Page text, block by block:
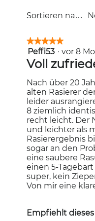
Sortieren nach:
★★★★★
★★★★★
5
von
5
Sternen.
Peffi53 · vor 8
Voll
Nach über 20
alten Rasierer
leider
8 ziemlich
recht leicht. Der
und leichter als
Rasierergebnis
sogar an den
eine saubere
einen 5-
super, kein
Von mir eine
Empfiehlt